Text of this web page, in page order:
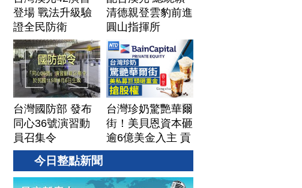
登場 戰法升級驗
證全民防衛
清德親登雲豹前進
圓山指揮所
台灣國防部 發布
同心36號演習動
員召集令
台灣珍奶驚艷華爾
街！美貝恩資本砸
逾6億美金入主 貢
茶拓國際版圖加速
聞｜
今日整點新聞